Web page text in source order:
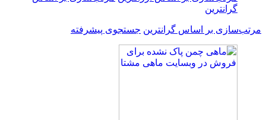
گرانترین
مرتب‌سازی بر اساس گرانترین جستجوی پیشرفته